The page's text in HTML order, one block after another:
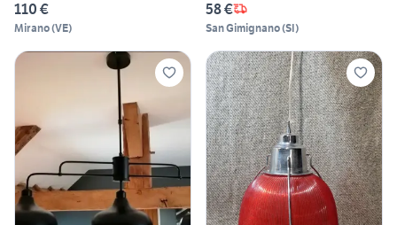
110 €
Mirano(VE)
58 €
San Gimignano(SI)